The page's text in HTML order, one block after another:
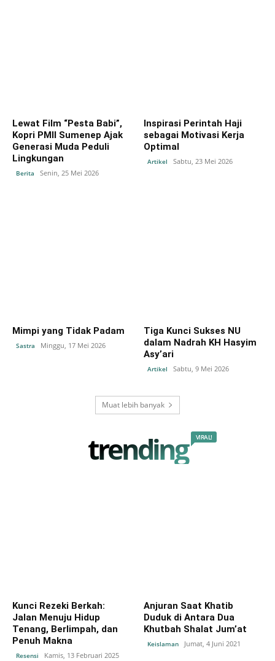
Lewat Film “Pesta Babi”,
Kopri PMII Sumenep Ajak
Generasi Muda Peduli
Lingkungan
Berita Senin, 25 Mei 2026
Inspirasi Perintah Haji
sebagai Motivasi Kerja
Optimal
Artikel Sabtu, 23 Mei 2026
Mimpi yang Tidak Padam
Sastra Minggu, 17 Mei 2026
Tiga Kunci Sukses NU
dalam Nadrah KH Hasyim
Asy’ari
Artikel Sabtu, 9 Mei 2026
Muat lebih banyak
trending VIRAL!
Kunci Rezeki Berkah:
Jalan Menuju Hidup
Tenang, Berlimpah, dan
Penuh Makna
Resensi Kamis, 13 Februari 2025
Anjuran Saat Khatib
Duduk di Antara Dua
Khutbah Shalat Jum’at
Keislaman Jumat, 4 Juni 2021